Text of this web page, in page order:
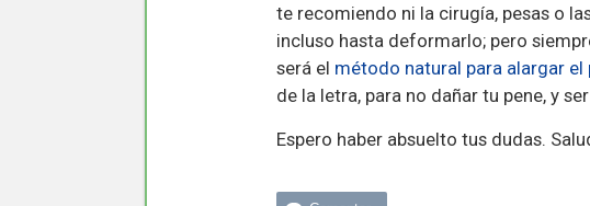
te recomiendo ni la cirugía, pesas o
incluso hasta deformarlo; pero
será el método natural para alargar el
de la letra, para no dañar tu pene, y
Espero haber absuelto tus dudas.